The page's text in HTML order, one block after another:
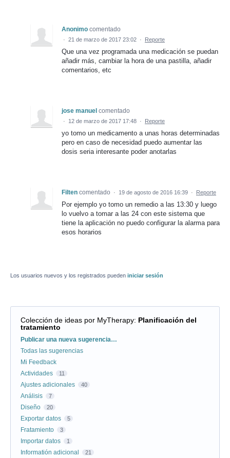
Anonimo comentado
· 21 de marzo de 2017 23:02 · Reporte
Que una vez programada una medicación se puedan
añadir más, cambiar la hora de una pastilla, añadir
comentarios, etc
jose manuel comentado
· 12 de marzo de 2017 17:48 · Reporte
yo tomo un medicamento a unas horas determinadas
pero en caso de necesidad puedo aumentar las
dosis seria interesante poder anotarlas
Filten comentado · 19 de agosto de 2016 16:39 · Reporte
Por ejemplo yo tomo un remedio a las 13:30 y luego
lo vuelvo a tomar a las 24 con este sistema que
tiene la aplicación no puedo configurar la alarma para
esos horarios
Los usuarios nuevos y los registrados pueden iniciar sesión
Colección de ideas por MyTherapy: Planificación del
tratamiento
Categorías
Publicar una nueva sugerencia…
Todas las sugerencias
Mi Feedback
Actividades
11
Ajustes adicionales 40
Análisis 7
Diseño 20
Exportar datos 5
Fratamiento 3
Importar datos 1
Informatión adicional 21